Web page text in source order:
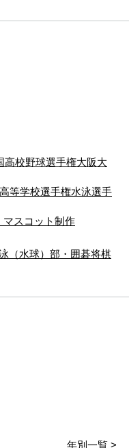
校野球選手権大阪大
等学校選手権水泳選手
スコット制作
（水球）部・囲碁将棋
年別一覧 >